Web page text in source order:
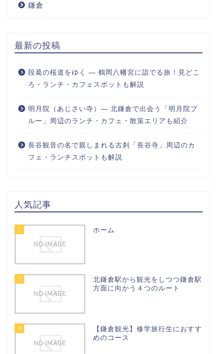
鎌倉
最新の投稿
段葛の桜道をゆく ― 鶴岡八幡宮に詣でる旅！見どこ
ろ・ランチ・カフェスポットも解説
明月院（あじさい寺）― 北鎌倉で出会う「明月院ブ
ルー」周辺のランチ・カフェ・散策エリアも紹介
長谷観音の名で親しまれる古刹「長谷寺」周辺のカ
フェ・ランチスポットも解説
人気記事
1 ホーム
2
北鎌倉駅から観光をしつつ鎌倉駅
方面に向かう４つのルート
3
【鎌倉観光】修学旅行生におすす
めのコース